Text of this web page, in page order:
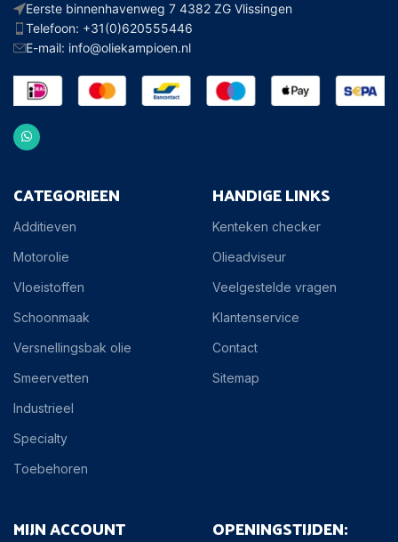
Eerste binnenhavenweg 7 4382 ZG Vlissingen
Telefoon: +31(0)620555446
E-mail: info@oliekampioen.nl
CATEGORIEEN
Additieven
Motorolie
Vloeistoffen
Schoonmaak
Versnellingsbak olie
Smeervetten
Industrieel
Specialty
Toebehoren
HANDIGE LINKS
Kenteken checker
Olieadviseur
Veelgestelde vragen
Klantenservice
Contact
Sitemap
MIJN ACCOUNT OPENINGSTIJDEN: